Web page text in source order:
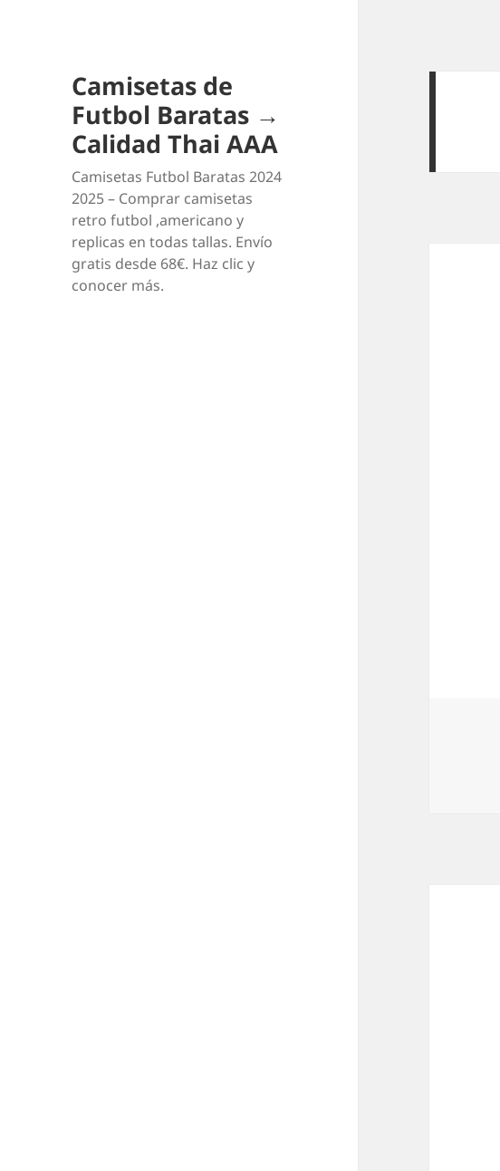
Camisetas de
Futbol Baratas →
Calidad Thai AAA
Camisetas Futbol Baratas 2024
2025 – Comprar camisetas
retro futbol ,americano y
replicas en todas tallas. Envío
gratis desde 68€. Haz clic y
conocer más.